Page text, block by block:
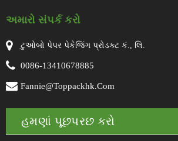
અમારો સંપર્ક કરો
ટુઓબો પેપર પેકેજિંગ પ્રોડક્ટ કં., લિ.
0086-13410678885
Fannie@toppackhk.com
હમણાં પૂછપરછ કરો